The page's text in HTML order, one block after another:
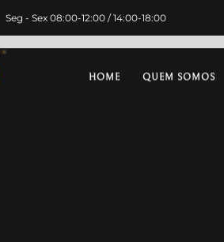
Seg - Sex 08:00-12:00 / 14:00-18:00
HOME QUEM SOMOS